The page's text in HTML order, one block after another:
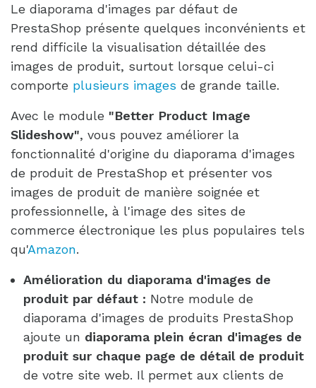
Le diaporama d'images par défaut de
PrestaShop présente quelques inconvénients et
rend difficile la visualisation détaillée des
images de produit, surtout lorsque celui-ci
comporte plusieurs images de grande taille.
Avec le module "Better Product Image
Slideshow", vous pouvez améliorer la
fonctionnalité d'origine du diaporama d'images
de produit de PrestaShop et présenter vos
images de produit de manière soignée et
professionnelle, à l'image des sites de
commerce électronique les plus populaires tels
qu'Amazon.
Amélioration du diaporama d'images de
produit par défaut : Notre module de
diaporama d'images de produits PrestaShop
ajoute un diaporama plein écran d'images de
produit sur chaque page de détail de produit
de votre site web. Il permet aux clients de